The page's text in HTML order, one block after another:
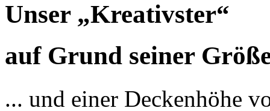
Unser „Kreativster“
auf Grund seiner
... und einer Deckenhöhe